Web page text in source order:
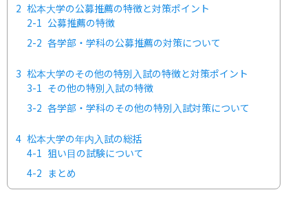
2 松本大学の公募推薦の特徴と対策ポイント
2-1 公募推薦の特徴
2-2 各学部・学科の公募推薦の対策について
3 松本大学のその他の特別入試の特徴と対策ポイント
3-1 その他の特別入試の特徴
3-2 各学部・学科のその他の特別入試対策について
4 松本大学の年内入試の総括
4-1 狙い目の試験について
4-2 まとめ